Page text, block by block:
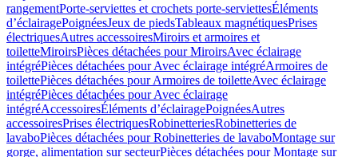
rangementPorte-serviettes et crochets porte-serviettesÉléments
d’éclairagePoignéesJeux de piedsTableaux magnétiquesPrises
électriquesAutres accessoiresMiroirs et armoires et
toiletteMiroirsPièces détachées pour MiroirsAvec éclairage
intégréPièces détachées pour Avec éclairage intégréArmoires de
toilettePièces détachées pour Armoires de toiletteAvec éclairage
intégréPièces détachées pour Avec éclairage
intégréAccessoiresÉléments d’éclairagePoignéesAutres
accessoiresPrises électriquesRobinetteriesRobinetteries de
lavaboPièces détachées pour Robinetteries de lavaboMontage sur
gorge, alimentation sur secteurPièces détachées pour Montage sur